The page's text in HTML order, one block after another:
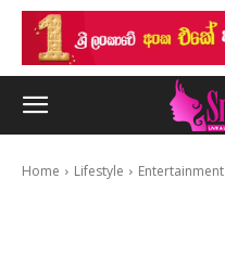
Home Lifestyle Entertainment